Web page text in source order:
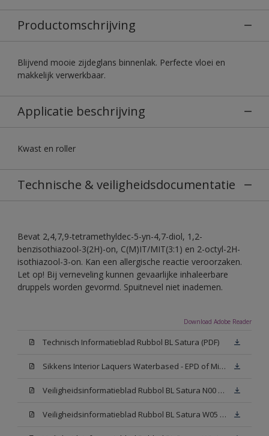
Productomschrijving
Blijvend mooie zijdeglans binnenlak. Perfecte vloei en
makkelijk verwerkbaar.
Applicatie beschrijving
Kwast en roller
Technische & veiligheidsdocumentatie
Bevat 2,4,7,9-tetramethyldec-5-yn-4,7-diol, 1,2-
benzisothiazool-3(2H)-on, C(M)IT/MIT(3:1) en 2-octyl-2H-
isothiazool-3-on. Kan een allergische reactie veroorzaken.
Let op! Bij verneveling kunnen gevaarlijke inhaleerbare
druppels worden gevormd. Spuitnevel niet inademen.
Download Adobe Reader
Technisch Informatieblad Rubbol BL Satura (PDF)
Sikkens Interior Laquers Waterbased - EPD of Milieuproductverklaring
Veiligheidsinformatieblad Rubbol BL Satura N00 (MSDS)
Veiligheidsinformatieblad Rubbol BL Satura W05 (MSDS)